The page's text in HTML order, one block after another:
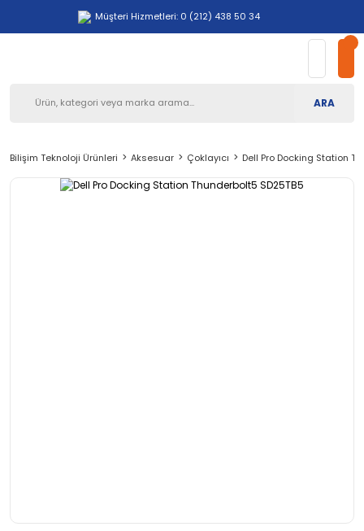
Müşteri Hizmetleri: 0 (212) 438 50 34
ARA
Bilişim Teknoloji Ürünleri Aksesuar Çoklayıcı Dell Pro Docking Station